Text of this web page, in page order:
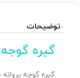
توضیحات
گیره گوجه
گیره گوجه